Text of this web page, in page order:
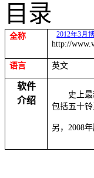
目录
全称 2012年3月
http://
语言 英文
软件
介绍
史上
包括五十铃
另，2008